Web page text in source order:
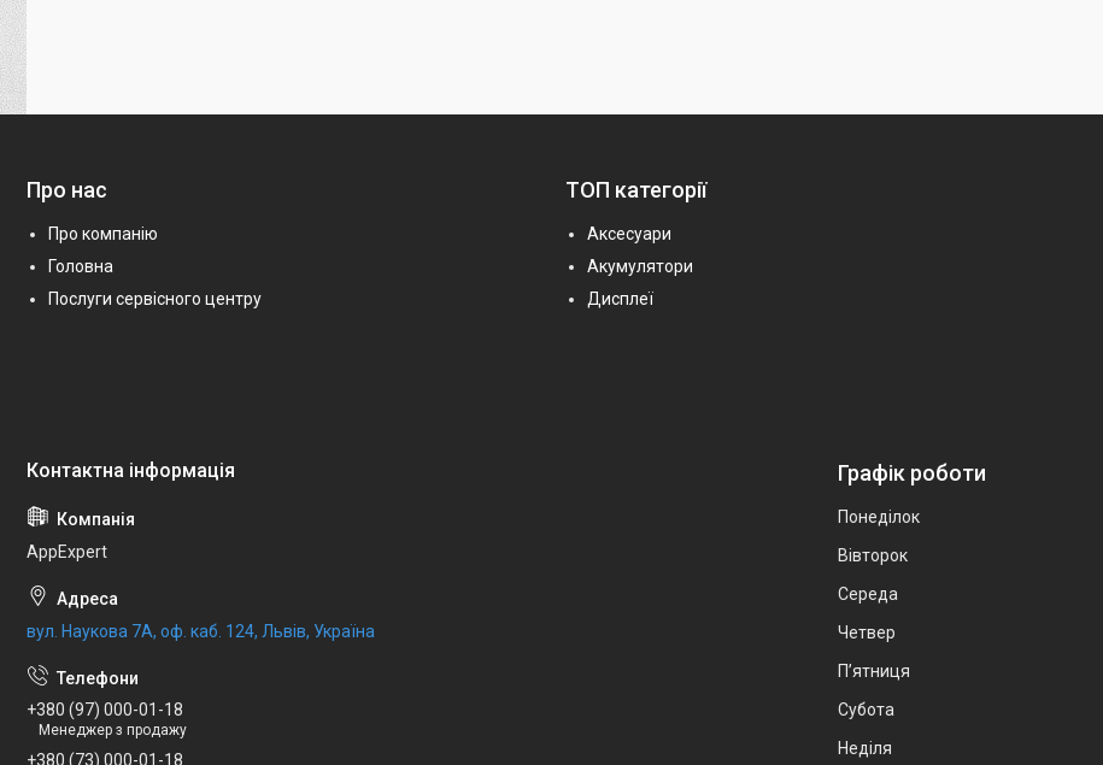
Про нас
Про компанію
Головна
Послуги сервісного центру
ТОП категорії
Аксесуари
Акумулятори
Дисплеї
AppExpert
вул. Наукова 7А, оф. каб. 124, Львів, Україна
+380 (97) 000-01-18
Менеджер з продажу
+380 (73) 000-01-18
Графік роботи
Понеділок
Вівторок
Середа
Четвер
Пʼятниця
Субота
Неділя